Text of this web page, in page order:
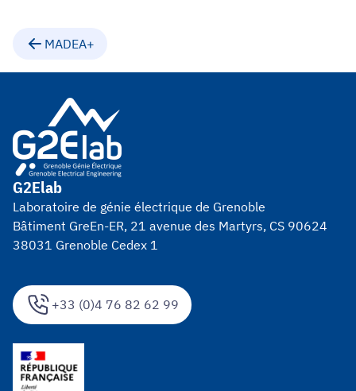
MADEA+
+33 (0)4 76 82 62 99
G2Elab
Laboratoire de génie électrique de Grenoble
Bâtiment GreEn-ER, 21 avenue des Martyrs, CS 90624
38031 Grenoble Cedex 1